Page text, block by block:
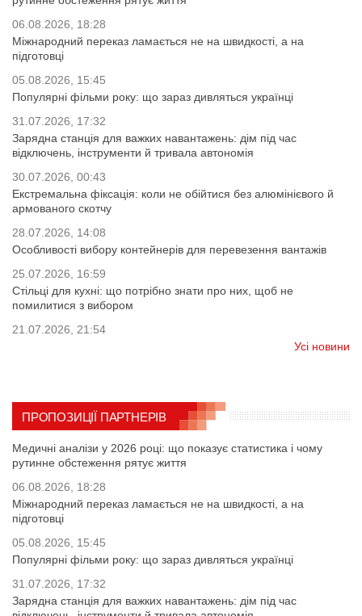
06.08.2026, 18:28
Міжнародний переказ ламається не на швидкості, а на
підготовці
05.08.2026, 15:45
Популярні фільми року: що зараз дивляться українці
31.07.2026, 17:32
Зарядна станція для важких навантажень: дім під час
відключень, інструменти й тривала автономія
30.07.2026, 00:43
Екстремальна фіксація: коли не обійтися без алюмінієвого й
армованого скотчу
28.07.2026, 14:08
Особливості вибору контейнерів для перевезення вантажів
25.07.2026, 16:59
Стільці для кухні: що потрібно знати про них, щоб не
помилитися з вибором
21.07.2026, 21:54
Усі новини
ПРОПОЗИЦІЇ ПАРТНЕРІВ
Медичні аналізи у 2026 році: що показує статистика і чому
рутинне обстеження рятує життя
06.08.2026, 18:28
Міжнародний переказ ламається не на швидкості, а на
підготовці
05.08.2026, 15:45
Популярні фільми року: що зараз дивляться українці
31.07.2026, 17:32
Зарядна станція для важких навантажень: дім під час